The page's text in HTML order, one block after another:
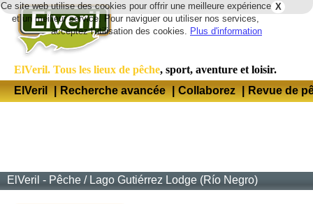
X
Ce site web utilise des cookies pour offrir une meilleure expérience
et un meilleur service. Pour naviguer ou utiliser nos services,
acceptez l'utilisation des cookies. Plus d'information
ElVeril. Tous les lieux de pêche, sport, aventure et loisir.
ElVeril
| Recherche avancée | Collaborez | Revue de
ElVeril - Pêche / Lago Gutiérrez Lodge (Río Negro)